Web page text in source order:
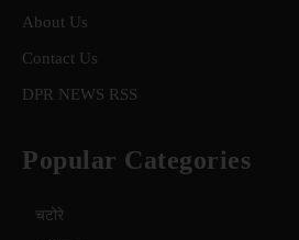
About Us
Contact Us
DPR NEWS RSS
Popular Categories
चटोरे